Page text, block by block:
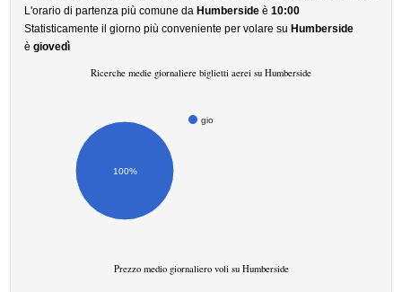
L'orario di partenza più comune da Humberside è10:00
Statisticamente il giorno più conveniente per volare su Humberside
ègiovedì
Ricerche medie giornaliere biglietti aerei su Humberside
gio
100%
Prezzo medio giornaliero voli su Humberside